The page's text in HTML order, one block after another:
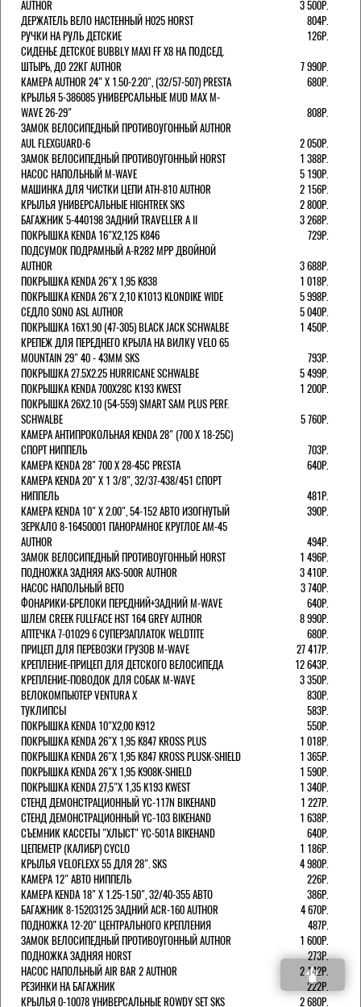
AUTHOR
3 500Р.
ДЕРЖАТЕЛЬ ВЕЛО НАСТЕННЫЙ H025 HORST
804Р.
РУЧКИ НА РУЛЬ ДЕТСКИЕ
126Р.
СИДЕНЬЕ ДЕТСКОЕ BUBBLY MAXI FF X8 НА ПОДСЕД.
ШТЫРЬ, ДО 22КГ AUTHOR
7 990Р.
КАМЕРА AUTHOR 24" Х 1.50-2.20", (32/57-507) PRESTA
680Р.
КРЫЛЬЯ 5-386085 УНИВЕРСАЛЬНЫЕ MUD MAX M-
WAVE 26-29"
808Р.
ЗАМОК ВЕЛОСИПЕДНЫЙ ПРОТИВОУГОННЫЙ AUTHOR
AUL FLEXGUARD-6
2 050Р.
ЗАМОК ВЕЛОСИПЕДНЫЙ ПРОТИВОУГОННЫЙ HORST
1 388Р.
НАСОС НАПОЛЬНЫЙ M-WAVE
5 190Р.
МАШИНКА ДЛЯ ЧИСТКИ ЦЕПИ ATH-810 AUTHOR
2 156Р.
КРЫЛЬЯ УНИВЕРСАЛЬНЫЕ HIGHTREK SKS
2 800Р.
БАГАЖНИК 5-440198 ЗАДНИЙ TRAVELLER A II
3 268Р.
ПОКРЫШКА KENDA 16"Х2,125 K846
729Р.
ПОДСУМОК ПОДРАМНЫЙ A-R282 MPP ДВОЙНОЙ
AUTHOR
3 688Р.
ПОКРЫШКА KENDA 26"Х 1,95 K838
1 018Р.
ПОКРЫШКА KENDA 26"Х 2,10 K1013 KLONDIKE WIDE
5 998Р.
СЕДЛО SONO ASL AUTHOR
5 040Р.
ПОКРЫШКА 16X1.90 (47-305) BLACK JACK SCHWALBE
1 450Р.
КРЕПЕЖ ДЛЯ ПЕРЕДНЕГО КРЫЛА НА ВИЛКУ VELO 65
MOUNTAIN 29" 40 - 43ММ SKS
793Р.
ПОКРЫШКА 27.5X2.25 HURRICANE SCHWALBE
5 499Р.
ПОКРЫШКА KENDA 700Х28С K193 KWEST
1 200Р.
ПОКРЫШКА 26X2.10 (54-559) SMART SAM PLUS PERF.
SCHWALBE
5 760Р.
КАМЕРА АНТИПРОКОЛЬНАЯ KENDA 28" (700 Х 18-25C)
СПОРТ НИППЕЛЬ
703Р.
КАМЕРА KENDA 28" 700 Х 28-45С PRESTA
640Р.
КАМЕРА KENDA 20" Х 1 3/8", 32/37-438/451 СПОРТ
НИППЕЛЬ
481Р.
КАМЕРА KENDA 10" Х 2.00", 54-152 АВТО ИЗОГНУТЫЙ
390Р.
ЗЕРКАЛО 8-16450001 ПАНОРАМНОЕ КРУГЛОЕ AM-45
AUTHOR
494Р.
ЗАМОК ВЕЛОСИПЕДНЫЙ ПРОТИВОУГОННЫЙ HORST
1 496Р.
ПОДНОЖКА ЗАДНЯЯ AKS-500R AUTHOR
3 410Р.
НАСОС НАПОЛЬНЫЙ BETO
3 740Р.
ФОНАРИКИ-БРЕЛОКИ ПЕРЕДНИЙ+ЗАДНИЙ M-WAVE
640Р.
ШЛЕМ CREEK FULLFACE HST 164 GREY AUTHOR
8 990Р.
АПТЕЧКА 7-01029 6 СУПЕРЗАПЛАТОК WELDTITE
680Р.
ПРИЦЕП ДЛЯ ПЕРЕВОЗКИ ГРУЗОВ M-WAVE
27 417Р.
КРЕПЛЕНИЕ-ПРИЦЕП ДЛЯ ДЕТСКОГО ВЕЛОСИПЕДА
12 643Р.
КРЕПЛЕНИЕ-ПОВОДОК ДЛЯ СОБАК M-WAVE
3 350Р.
ВЕЛОКОМПЬЮТЕР VENTURA Х
830Р.
ТУКЛИПСЫ
583Р.
ПОКРЫШКА KENDA 10"Х2,00 K912
550Р.
ПОКРЫШКА KENDA 26"Х 1,95 K847 KROSS PLUS
1 018Р.
ПОКРЫШКА KENDA 26"Х 1,95 K847 KROSS PLUSK-SHIELD
1 365Р.
ПОКРЫШКА KENDA 26"Х 1,95 K908K-SHIELD
1 590Р.
ПОКРЫШКА KENDA 27,5"Х 1,35 K193 KWEST
1 340Р.
СТЕНД ДЕМОНСТРАЦИОННЫЙ YC-117N BIKEHAND
1 227Р.
СТЕНД ДЕМОНСТРАЦИОННЫЙ YC-103 BIKEHAND
1 638Р.
СЪЕМНИК КАССЕТЫ "ХЛЫСТ" YC-501A BIKEHAND
640Р.
ЦЕПЕМЕТР (КАЛИБР) CYCLO
1 186Р.
КРЫЛЬЯ VELOFLEXX 55 ДЛЯ 28". SKS
4 980Р.
КАМЕРА 12" АВТО НИППЕЛЬ
226Р.
КАМЕРА KENDA 18" Х 1.25-1.50", 32/40-355 АВТО
386Р.
БАГАЖНИК 8-15203125 ЗАДНИЙ ACR-160 AUTHOR
4 670Р.
ПОДНОЖКА 12-20" ЦЕНТРАЛЬНОГО КРЕПЛЕНИЯ
487Р.
ЗАМОК ВЕЛОСИПЕДНЫЙ ПРОТИВОУГОННЫЙ AUTHOR
1 600Р.
ПОДНОЖКА ЗАДНЯЯ HORST
273Р.
НАСОС НАПОЛЬНЫЙ AIR BAR 2 AUTHOR
2 142Р.
РЕЗИНКИ НА БАГАЖНИК
222Р.
КРЫЛЬЯ 0-10078 УНИВЕРСАЛЬНЫЕ ROWDY SET SKS
2 680Р.